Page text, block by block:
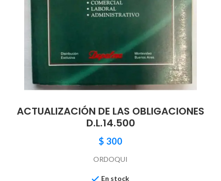
ACTUALIZACIÓN DE LAS OBLIGACIONES
D.L.14.500
$ 300
ORDOQUI
En stock